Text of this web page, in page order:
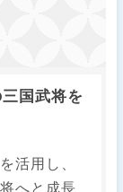
国武将を
活用し、
へと成長